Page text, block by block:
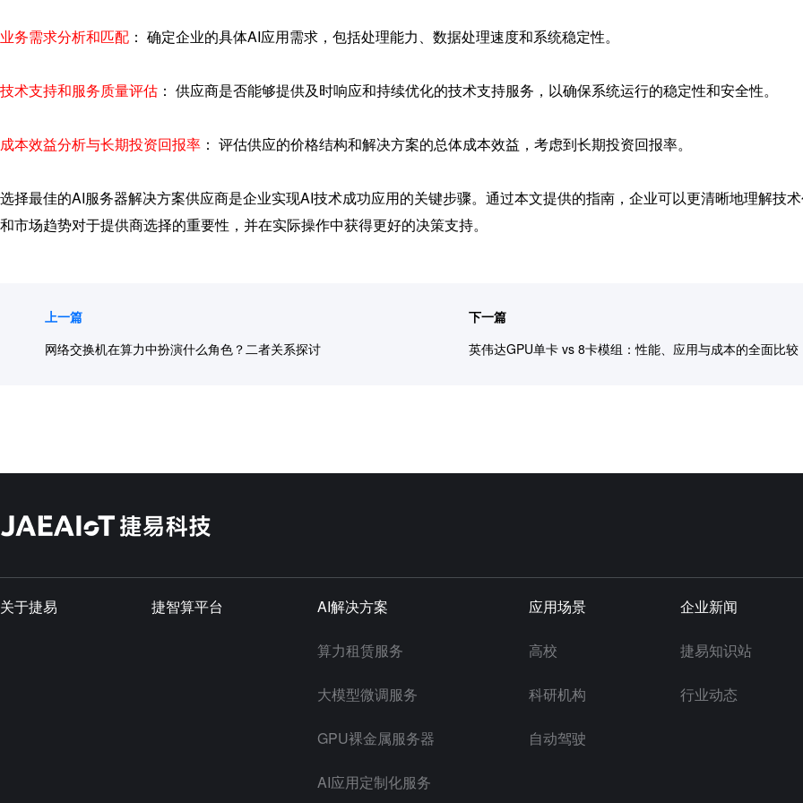
业务需求分析和匹配 ： 确定企业的具体AI应用需求，包括处理能力、数据处理速度和系统稳定性。
技术支持和服务质量评估 ： 供应商是否能够提供及时响应和持续优化的技术支持服务，以确保系统运行的稳定性和安全性。
成本效益分析与长期投资回报率 ： 评估供应的价格结构和解决方案的总体成本效益，考虑到长期投资回报率。
选择最佳的AI服务器解决方案供应商是企业实现AI技术成功应用的关键步骤。通过本文提供的指南，企业可以更清晰地理解技
和市场趋势对于提供商选择的重要性，并在实际操作中获得更好的决策支持。
上一篇
网络交换机在算力中扮演什么角色？二者关系探讨
下一篇
英伟达GPU单卡 vs 8卡模组：性能、应用与成本的全面比较
关于捷易 捷智算平台 AI解决方案
算力租赁服务
大模型微调服务
GPU裸金属服务器
AI应用定制化服务
应用场景
高校
科研机构
自动驾驶
企业新闻
捷易知识站
行业动态